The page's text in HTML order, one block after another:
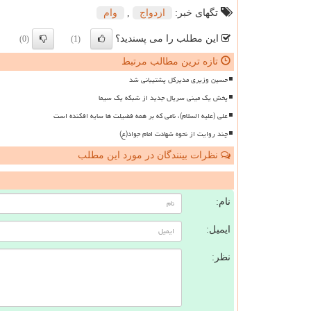
تگهای خبر: ازدواج وام
این مطلب را می پسندید؟ (1)
(0)
تازه ترین مطالب مرتبط
حسین وزیری مدیرکل پشتیبانی شد
پخش یک مینی سریال جدید از شبکه یک سیما
علی (علیه السلام)، نامی که بر همه فضیلت ها سایه افکنده است
چند روایت از نحوه شهادت امام جواد(ع)
نظرات بینندگان در مورد این مطلب
نام:
ایمیل:
نظر: